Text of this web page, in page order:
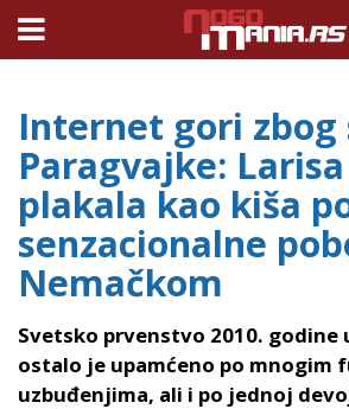
Internet gori zbog
Paragvajke:
plakala kao kiša
senzacionalne
Nemačkom
Svetsko prvenstvo 2010. godine
ostalo je upamćeno po mnogim
uzbuđenjima, ali i po jednoj